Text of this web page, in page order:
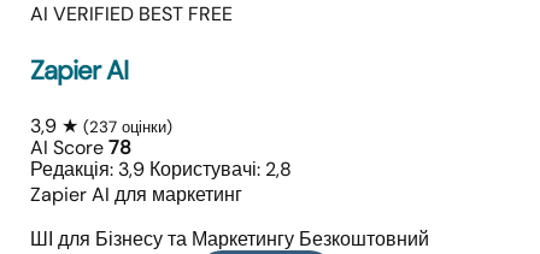
AI VERIFIED BEST FREE
Zapier AI
3,9 ★ (237 оцінки)
AI Score78
Редакція: 3,9 Користувачі: 2,8
Zapier AI для маркетинг
ШІ для Бізнесу та Маркетингу Безкоштовний